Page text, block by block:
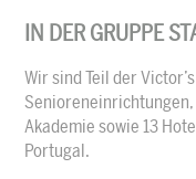
IN DER GRUPPE
Wir sind Teil der
Akademie sowie 13
Portugal.